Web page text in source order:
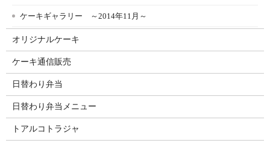
ケーキギャラリー ～2014年11月～
オリジナルケーキ
ケーキ通信販売
日替わり弁当
日替わり弁当メニュー
トアルコトラジャ